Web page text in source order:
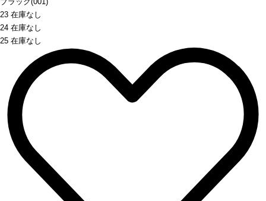
23 在庫なし
24 在庫なし
25 在庫なし